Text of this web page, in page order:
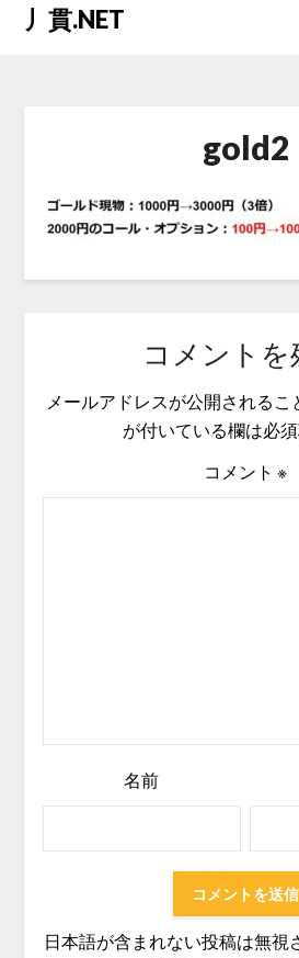
Skip丿貫.NET
gold2
コメントを
メールアドレスが公開されるこ
が付いている欄は必
コメント ※
名前
日本語が含まれない投稿は無視